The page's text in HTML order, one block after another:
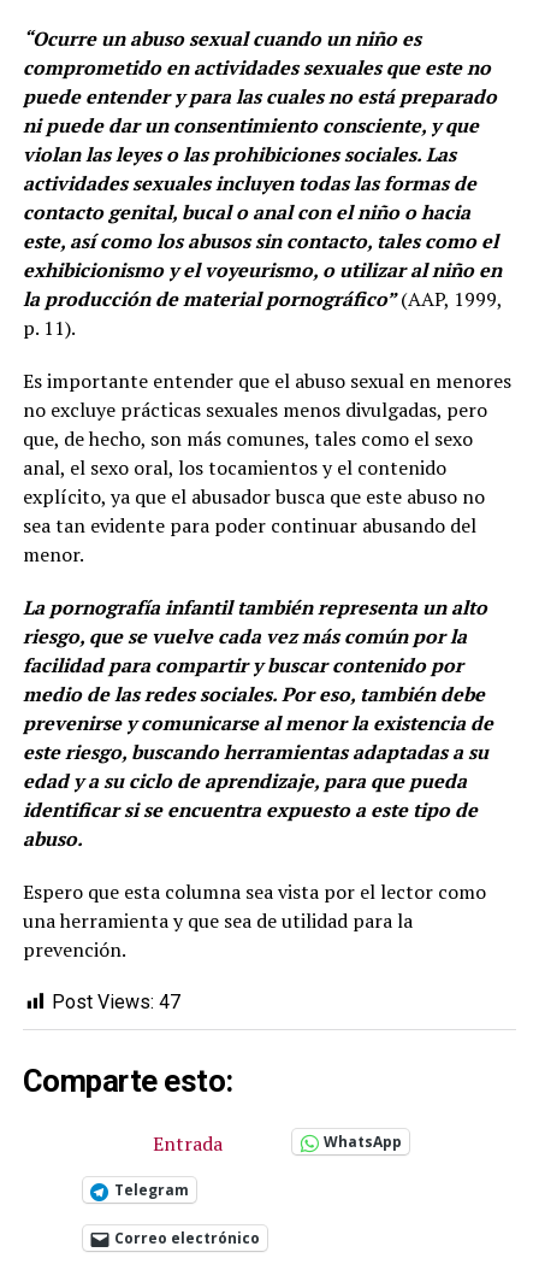
“Ocurre un abuso sexual cuando un niño es
comprometido en actividades sexuales que este no
puede entender y para las cuales no está preparado
ni puede dar un consentimiento consciente, y que
violan las leyes o las prohibiciones sociales. Las
actividades sexuales incluyen todas las formas de
contacto genital, bucal o anal con el niño o hacia
este, así como los abusos sin contacto, tales como el
exhibicionismo y el voyeurismo, o utilizar al niño en
la producción de material pornográfico” (AAP, 1999,
p. 11).
Es importante entender que el abuso sexual en menores
no excluye prácticas sexuales menos divulgadas, pero
que, de hecho, son más comunes, tales como el sexo
anal, el sexo oral, los tocamientos y el contenido
explícito, ya que el abusador busca que este abuso no
sea tan evidente para poder continuar abusando del
menor.
La pornografía infantil también representa un alto
riesgo, que se vuelve cada vez más común por la
facilidad para compartir y buscar contenido por
medio de las redes sociales. Por eso, también debe
prevenirse y comunicarse al menor la existencia de
este riesgo, buscando herramientas adaptadas a su
edad y a su ciclo de aprendizaje, para que pueda
identificar si se encuentra expuesto a este tipo de
abuso.
Espero que esta columna sea vista por el lector como
una herramienta y que sea de utilidad para la
prevención.
Post Views: 47
Comparte esto:
Entrada WhatsApp
Telegram
Correo electrónico